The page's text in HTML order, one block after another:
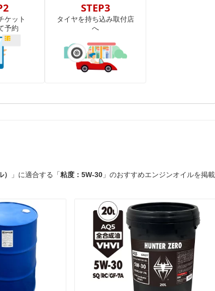
ケット
予約
STEP3
タイヤを持ち込み取付店
へ
」に適合する「粘度：5W-30 」のおすすめエンジンオイルを掲載